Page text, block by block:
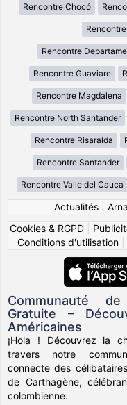
Rencontre Chocó
Rencontre
Rencontre Guaviare
Rencontre Magdalena
Rencontre North Santander
Rencontre Risaralda
Rencontre Santander
Rencontre Valle del Cauca
Actualités|
Cookies & RGPD
Conditions d'utilisation|
Communauté
Gratuite –
Américaines
¡Hola ! Découvrez la
travers notre
connecte des
de Carthagène,
colombienne.